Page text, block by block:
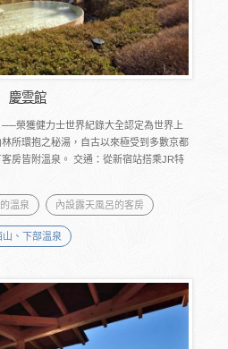
慶雲館
榮獲健力士世界紀錄大全認定為世界上
所環抱之秘湯，自古以來極受到多數京都
房皆附溫泉。 交通：從新宿站搭乘JR特
溫泉 內設露天風呂的客房
山、下部溫泉